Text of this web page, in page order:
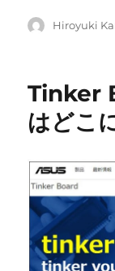
投
Hiroyuki
Tinker
はどこ